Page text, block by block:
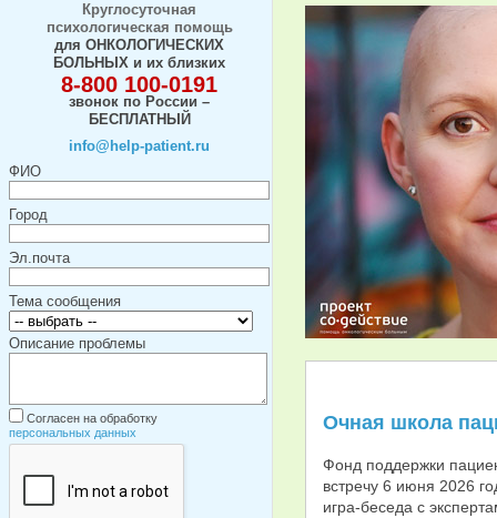
Круглосуточная
психологическая помощь
для ОНКОЛОГИЧЕСКИХ
БОЛЬНЫХ и их близких
8-800 100-0191
звонок по России –
БЕСПЛАТНЫЙ
info@help-patient.ru
ФИО
Город
Эл.почта
Тема сообщения
Описание проблемы
Согласен на обработку
персональных данных
Очная школа
Фонд поддержки
встречу 6 июня 2026
игра-беседа с